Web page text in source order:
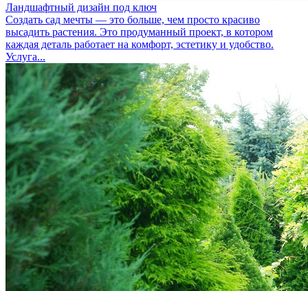
Ландшафтный дизайн под ключ
Создать сад мечты — это больше, чем просто красиво
высадить растения. Это продуманный проект, в котором
каждая деталь работает на комфорт, эстетику и удобство.
Услуга...